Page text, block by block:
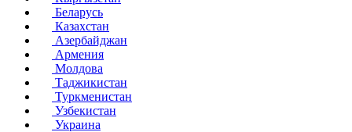
Беларусь
Казахстан
Азербайджан
Армения
Молдова
Таджикистан
Туркменистан
Узбекистан
Украина